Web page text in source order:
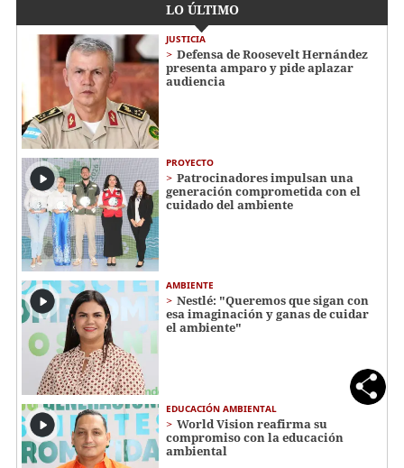
LO ÚLTIMO
JUSTICIA
Defensa de Roosevelt Hernández
presenta amparo y pide aplazar
audiencia
PROYECTO
Patrocinadores impulsan una
generación comprometida con el
cuidado del ambiente
AMBIENTE
Nestlé: "Queremos que sigan con
esa imaginación y ganas de cuidar
el ambiente"
EDUCACIÓN AMBIENTAL
World Vision reafirma su
compromiso con la educación
ambiental